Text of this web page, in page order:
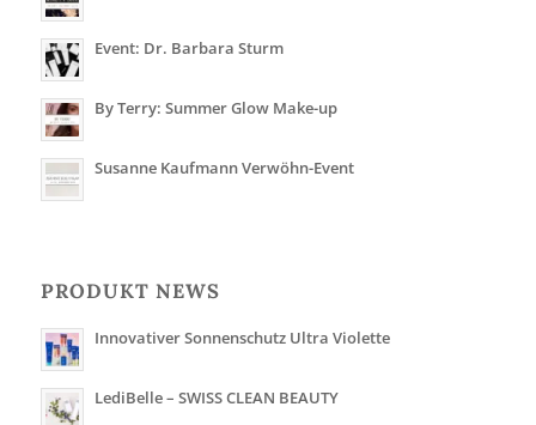
Event: Dr. Barbara Sturm
By Terry: Summer Glow Make-up
Susanne Kaufmann Verwöhn-Event
PRODUKT NEWS
Innovativer Sonnenschutz Ultra Violette
LediBelle – SWISS CLEAN BEAUTY